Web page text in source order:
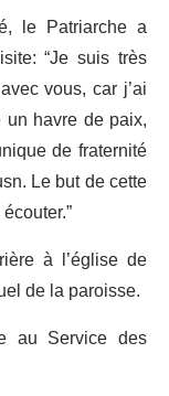
le Patriarche a
“Je suis très
vous, car j’ai
havre de paix,
de fraternité
Le but de cette
à l’église de
de la paroisse.
au Service des